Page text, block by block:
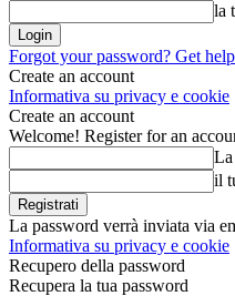
la
Forgot your password? Get help
Create an account
Informativa su privacy e cookie
Create an account
Welcome! Register for an
La
il
La password verrà inviata via
Informativa su privacy e cookie
Recupero della password
Recupera la tua password